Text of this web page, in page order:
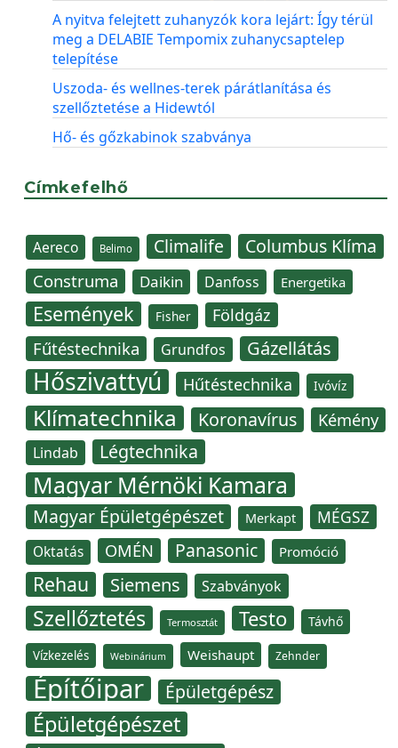
A nyitva felejtett zuhanyzók kora lejárt: Így térül
meg a DELABIE Tempomix zuhanycsaptelep
telepítése
Uszoda- és wellnes-terek párátlanítása és
szellőztetése a Hidewtól
Hő- és gőzkabinok szabványa
Címkefelhő
Aereco Belimo Climalife Columbus Klíma
Construma Daikin Danfoss Energetika
Események Fisher Földgáz
Fűtéstechnika Grundfos Gázellátás
Hőszivattyú Hűtéstechnika Ivóvíz
Klímatechnika Koronavírus Kémény
Lindab Légtechnika
Magyar Mérnöki Kamara
Magyar Épületgépészet Merkapt MÉGSZ
Oktatás OMÉN Panasonic Promóció
Rehau Siemens Szabványok
Szellőztetés Termosztát Testo Távhő
Vízkezelés Webinárium Weishaupt Zehnder
Építőipar Épületgépész
Épületgépészet